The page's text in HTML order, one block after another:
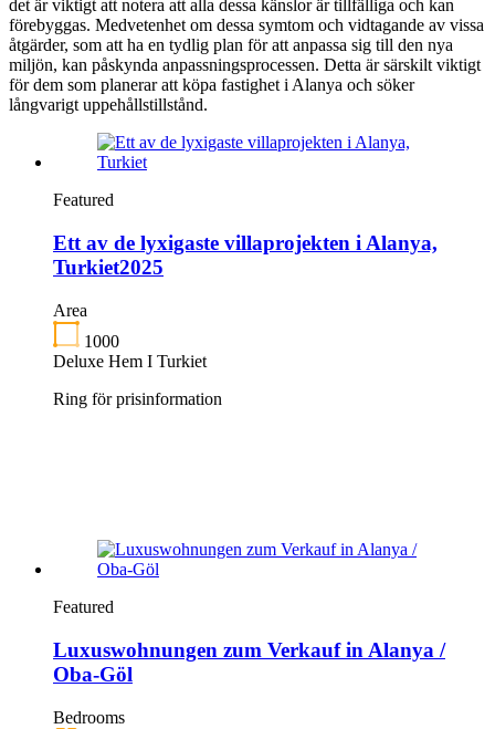
det är viktigt att notera att alla dessa känslor är tillfälliga och kan
förebyggas. Medvetenhet om dessa symtom och vidtagande av vissa
åtgärder, som att ha en tydlig plan för att anpassa sig till den nya
miljön, kan påskynda anpassningsprocessen. Detta är särskilt viktigt
för dem som planerar att köpa fastighet i Alanya och söker
långvarigt uppehållstillstånd.
Featured
Ett av de lyxigaste villaprojekten i Alanya,
Turkiet2025
Area
1000
Deluxe Hem I Turkiet
Ring för prisinformation
Featured
Luxuswohnungen zum Verkauf in Alanya /
Oba-Göl
Bedrooms